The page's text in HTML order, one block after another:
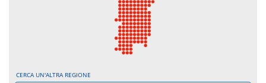
CERCA UN'ALTRA REGIONE